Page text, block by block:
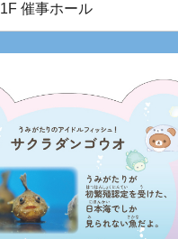
1F 催事ホール